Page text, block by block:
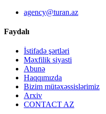
agency@turan.az
Faydalı
İstifadə şərtləri
Məxfilik siyasti
Abunə
Haqqımızda
Bizim mütəxəssislərimiz
Arxiv
CONTACT AZ